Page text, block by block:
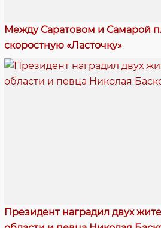
Между Саратовом и Самарой
скоростную «Ласточку»
Президент наградил двух